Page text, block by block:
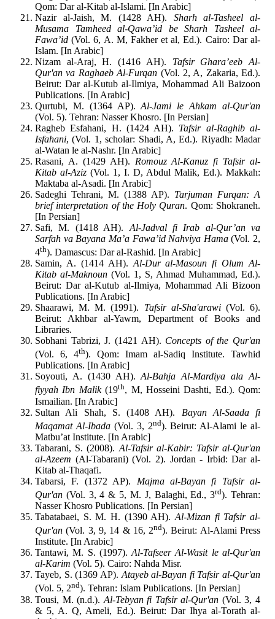
Qom: Dar al-Kitab al-Islami. [In Arabic]
Nazir al-Jaish, M. (1428 AH). Sharh al-Tasheel al-
Musama Tamheed al-Qawa’id be Sharh Tasheel al-
Fawa’id(Vol. 6, A. M, Fakher et al, Ed.). Cairo: Dar al-
Islam. [In Arabic]
Nizam al-Araj, H. (1416 AH). Tafsir Ghara’eeb Al-
Qur'an va Raghaeb Al-Furqan (Vol. 2, A, Zakaria, Ed.).
Beirut: Dar al-Kutub al-Ilmiya, Mohammad Ali Baizoon
Publications. [In Arabic]
Qurtubi, M. (1364 AP).Al-Jami le Ahkam al-Qur'an
(Vol. 5). Tehran: Nasser Khosro. [In Persian]
Ragheb Esfahani, H. (1424 AH). Tafsir al-Raghib al-
Isfahani, (Vol. 1, scholar: Shadi, A, Ed.). Riyadh: Madar
al-Watan le al-Nashr. [In Arabic]
Rasani, A. (1429 AH). Romouz Al-Kanuz fi Tafsir al-
Kitab al-Aziz (Vol. 1, I. D, Abdul Malik, Ed.). Makkah:
Maktaba al-Asadi. [In Arabic]
Sadeghi Tehrani, M. (1388 AP). Tarjuman Furqan: A
brief interpretation of the Holy Quran. Qom: Shokraneh.
[In Persian]
Safi, M. (1418 AH). Al-Jadval fi Irab al-Qur’an va
Sarfah va Bayana Ma’a Fawa’id Nahviya Hama(Vol. 2,
4th). Damascus: Dar al-Rashid. [In Arabic]
Samin, A. (1414 AH). Al-Dur al-Masoun fi Olum Al-
Kitab al-Maknoun (Vol. 1, S, Ahmad Muhammad, Ed.).
Beirut: Dar al-Kutub al-Ilmiya, Mohammad Ali Bizoon
Publications. [In Arabic]
Shaarawi, M. M. (1991). Tafsir al-Sha'arawi(Vol. 6).
Beirut: Akhbar al-Yawm, Department of Books and
Libraries.
Sobhani Tabrizi, J. (1421 AH). Concepts of the Qur'an
(Vol. 6, 4th). Qom: Imam al-Sadiq Institute. Tawhid
Publications. [In Arabic]
Soyouti, A. (1430 AH).Al-Bahja Al-Mardiya ala Al-
fiyyah Ibn Malik(19th, M, Hosseini Dashti, Ed.). Qom:
Ismailian. [In Arabic]
Sultan Ali Shah, S. (1408 AH). Bayan Al-Saada fi
Maqamat Al-Ibada(Vol. 3, 2nd). Beirut: Al-Alami le al-
Matbu’at Institute. [In Arabic]
Tabarani, S. (2008). Al-Tafsir al-Kabir: Tafsir al-Qur'an
al-Azeem (Al-Tabarani) (Vol. 2). Jordan - Irbid: Dar al-
Kitab al-Thaqafi.
Tabarsi, F. (1372 AP). Majma al-Bayan fi Tafsir al-
Qur'an (Vol. 3, 4 & 5, M. J, Balaghi, Ed., 3rd). Tehran:
Nasser Khosro Publications. [In Persian]
Tabatabaei, S. M. H. (1390 AH). Al-Mizan fi Tafsir al-
Qur'an (Vol. 3, 9, 14 & 16, 2nd). Beirut: Al-Alami Press
Institute. [In Arabic]
Tantawi, M. S. (1997).Al-Tafseer Al-Wasit le al-Qur'an
al-Karim (Vol. 5). Cairo: Nahda Misr.
Tayeb, S. (1369 AP).Atayeb al-Bayan fi Tafsir al-Qur'an
(Vol. 5, 2nd). Tehran: Islam Publications. [In Persian]
Tousi, M. (n.d.). Al-Tebyan fi Tafsir al-Qur'an (Vol. 3, 4
& 5, A. Q, Ameli, Ed.). Beirut: Dar Ihya al-Torath al-